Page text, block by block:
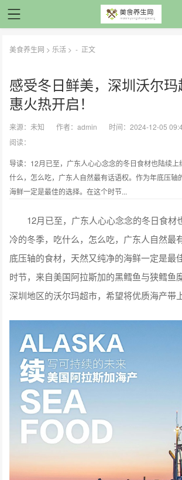
美食养生网 > 乐活 > - 正文
感受冬日鲜美，深圳沃尔
惠火热开启！
来源：未知 作者：admin
时间：2024-12-05
阅读：
导读：12月已至，广东人心心念念的冬日食材也陆续
什么，怎么吃，广东人自然最有话语权。作为年底压轴
海鲜一定是最佳的选择。在这个时节...
12月已至，广东人心心念念的冬日食材
冷的冬季，吃什么，怎么吃，广东人自然最
底压轴的食材，天然又纯净的海鲜一定是最
时节，来自美国阿拉斯加的黑鳕鱼与狭鳕鱼
深圳地区的沃尔玛超市，希望将优质海产带